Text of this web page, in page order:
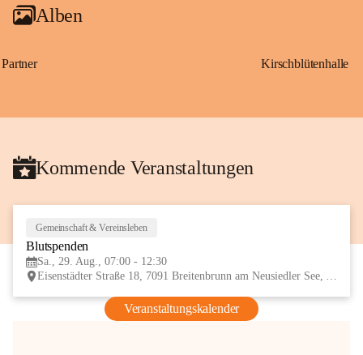
Alben
Partner Kirschblütenhalle
Kommende Veranstaltungen
Gemeinschaft & Vereinsleben
Blutspenden
Sa., 29. Aug., 07:00 - 12:30
Eisenstädter Straße 18, 7091 Breitenbrunn am Neusiedler See, AUT
Veranstaltungskalender